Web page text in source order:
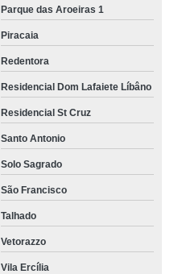
Parque das Aroeiras 1
Piracaia
Redentora
Residencial Dom Lafaiete Líbâno
Residencial St Cruz
Santo Antonio
Solo Sagrado
São Francisco
Talhado
Vetorazzo
Vila Ercília